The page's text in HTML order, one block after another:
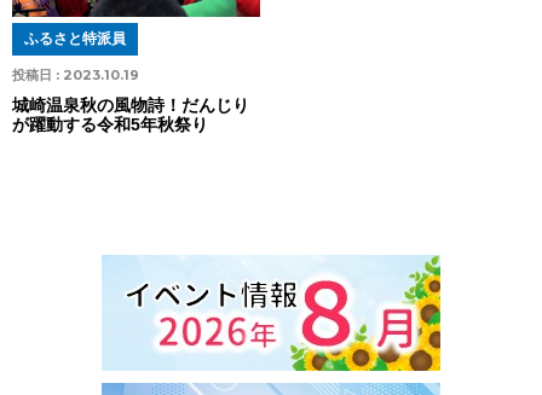
投稿日 : 2023.10.19
ふるさと特派員
城崎温泉秋の風物詩！だんじり
が躍動する令和5年秋祭り